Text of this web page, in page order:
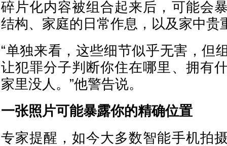
碎片化内容被组合起来后，可能会
结构、家庭的日常作息，以及家中贵
“单独来看，这些细节似乎无害，但
让犯罪分子判断你住在哪里、拥有
家里没人。”他警告说。
一张照片可能暴露你的精确位置
专家提醒，如今大多数智能手机拍